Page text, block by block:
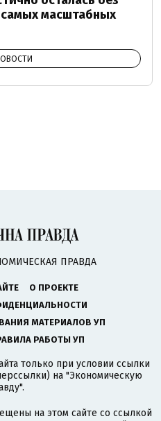
самых масштабных
ПРАВДА
О ПРОЕКТЕ
МАТЕРИАЛОВ УП
РАБОТЫ УП
только при условии ссылки
на "Экономическую
на этом сайте со ссылкой